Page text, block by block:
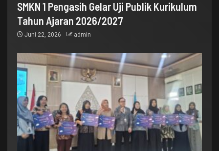
SMKN 1 Pengasih Gelar Uji Publik Kurikulum
Tahun Ajaran 2026/2027
Juni 22, 2026 admin